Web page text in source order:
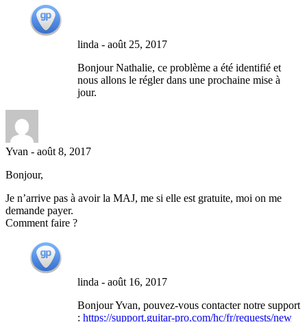
linda - août 25, 2017
Bonjour Nathalie, ce problème a été identifié et
nous allons le régler dans une prochaine mise à
jour.
Yvan - août 8, 2017
Bonjour,
Je n’arrive pas à avoir la MAJ, me si elle est gratuite, moi on me
demande payer.
Comment faire ?
linda - août 16, 2017
Bonjour Yvan, pouvez-vous contacter notre support
: https://support.guitar-pro.com/hc/fr/requests/new